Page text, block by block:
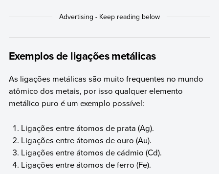
Exemplos de ligações metálicas
As ligações metálicas são muito frequentes no mundo
atômico dos metais, por isso qualquer elemento
metálico puro é um exemplo possível:
Ligações entre átomos de prata (Ag).
Ligações entre átomos de ouro (Au).
Ligações entre átomos de cádmio (Cd).
Ligações entre átomos de ferro (Fe).